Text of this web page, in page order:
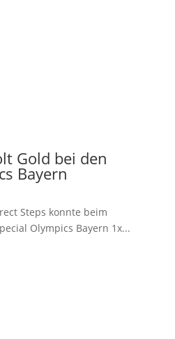
Gold bei den
Bayern
Steps konnte beim
Olympics Bayern 1x...